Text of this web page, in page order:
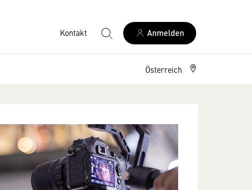
Kontakt Anmelden
Österreich